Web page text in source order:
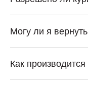
Могу ли я
Как